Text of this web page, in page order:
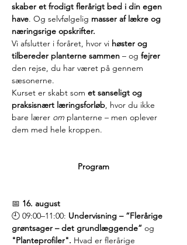
skaber et frodigt flerårigt bed i din egen
have. Og selvfølgelig masser af lækre og
næringsrige opskrifter.
Vi afslutter i foråret, hvor vi høster og
tilbereder planterne sammen – og fejrer
den rejse, du har været på gennem
sæsonerne.
Kurset er skabt som et sanseligt og
praksisnært læringsforløb, hvor du ikke
bare lærer om planterne – men oplever
dem med hele kroppen.
Program
📅 16. august
🕘 09:00–11:00: Undervisning – “Flerårige
grøntsager – det grundlæggende” og
"Planteprofiler". Hvad er flerårige